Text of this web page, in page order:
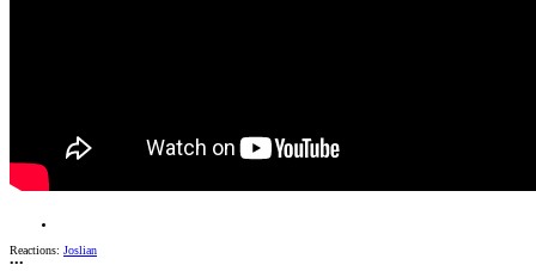
Reactions: Joslian
•••